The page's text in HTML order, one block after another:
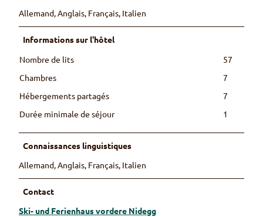
Allemand, Anglais, Français, Italien
Informations sur l'hôtel
Nombre de lits
57
Chambres
7
Hébergements partagés
7
Durée minimale de séjour
1
Connaissances linguistiques
Allemand, Anglais, Français, Italien
Contact
Ski- und Ferienhaus vordere Nidegg